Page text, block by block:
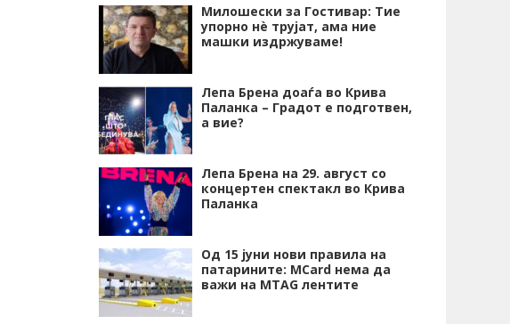
Милошески за Гостивар: Тие
упорно нѐ трујат, ама ние
машки издржуваме!
Лепа Брена доаѓа во Крива
Паланка – Градот е подготвен,
а вие?
Лепа Брена на 29. август со
концертен спектакл во Крива
Паланка
Од 15 јуни нови правила на
патарините: MCard нема да
важи на MTAG лентите